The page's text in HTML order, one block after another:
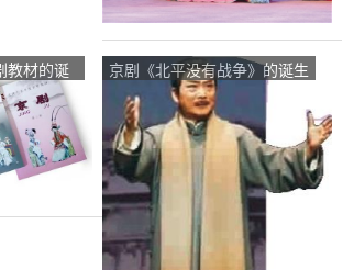
教材的诞
京剧《北平没有战争》的诞生